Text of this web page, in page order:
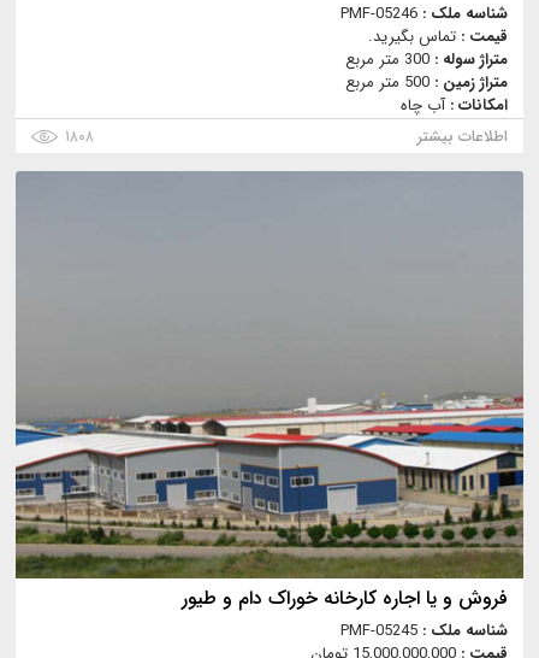
شناسه ملک : PMF-05246
قیمت : تماس بگیرید.
متراژ سوله : 300 متر مربع
متراژ زمین : 500 متر مربع
امکانات :آب چاه
اطلاعات بیشتر
۱۸۰۸
فروش و یا اجاره کارخانه خوراک دام و طیور
شناسه ملک : PMF-05245